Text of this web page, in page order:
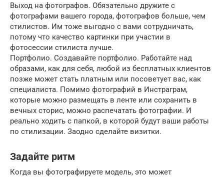
Выход на фотографов. Обязательно дружите с
фотографами вашего города, фотографов больше, чем
стилистов. Им тоже выгодно с вами сотрудничать,
потому что качество картинки при участии в
фотосессии стилиста лучше.
Портфолио. Создавайте портфолио. Работайте над
образами, как для себя, любой из бесплатных клиентов
позже может стать платным или посоветует вас, как
специалиста. Помимо фотографий в Инстраграм,
которые можно размещать в ленте или сохранить в
вечных сторис, можно распечатать фотографии. И
реально ходить с папкой, в которой будут ваши работы
по стилизации. Заодно сделайте визитки.
Задайте ритм
Когда вы фотографируете модель, это может